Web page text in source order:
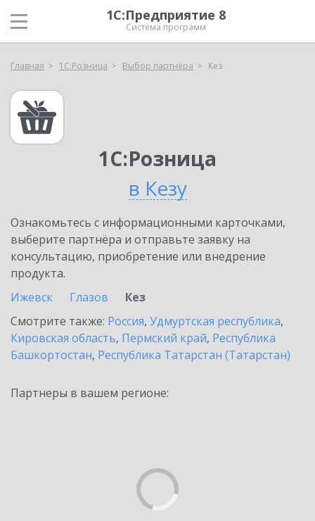
1С:Предприятие 8
Система программ
Главная 1С:Розница Выбор партнёра Кез
1С:Розница
в Кезу
Ознакомьтесь с информационными карточками,
выберите партнёра и отправьте заявку на
консультацию, приобретение или внедрение
продукта.
Ижевск
Глазов
Кез
Смотрите также: Россия, Удмуртская республика,
Кировская область, Пермский край, Республика
Башкортостан, Республика Татарстан (Татарстан)
Партнеры в вашем регионе: